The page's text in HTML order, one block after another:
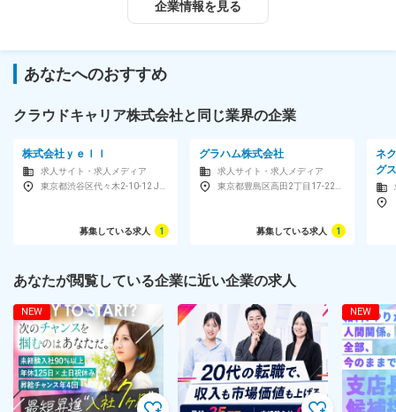
◇アルバイト：20～40代のママさん中心
＜女性管理職も活躍中！＞
実は当社の管理職は女性が多め！
【未経験スタートも多数！】とにかく明るく前向きに取り組める
方、お喋り好きであれば経験問わず大歓迎
前向きさとコミュニケーション力、そしてあきらめずに挑み続け
そんな“人の力”を大切にしています。
一人ひとりの個性が輝くチームで、あなたの魅力を発揮しません
か？
直近で新規事業がいくつかスタートしており(メンバー発案)
経験がある方や立ち上げに参加したい方ぜひお力を貸してくださ
い！
企業情報を見る
あなたへのおすすめ
クラウドキャリア株式会社と同じ業界の企業
株式会社ｙｅｌｌ
求人サイト・求人メディア
募集している求人 1
グラハム株式会社
求人サイト・求人メディア
募集している求人 1
ネ
グ
あなたが閲覧している企業に近い企業の求人
NEW NEW